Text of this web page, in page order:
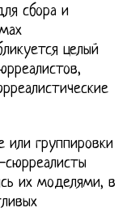
сбора и
целый
или группировки
их моделями, в